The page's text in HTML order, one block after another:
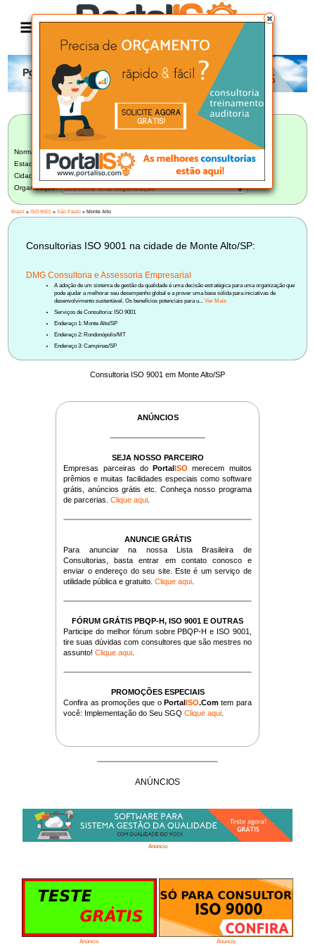
LISTA BRASILEIRA DE CONSULTORIAS
Norma:
ISO 9001
Estado:
São Paulo (219)
Cidade:
Monte Alto/SP (1)
Organização:
Selecione uma Organização
Brasil »ISO 9001 »São Paulo » Monte Alto
Consultorias ISO 9001 na cidade de Monte Alto/SP:
DMG Consultoria e Assessoria Empresarial
A adoção de um sistema de gestão da qualidade é uma decisão estratégica para uma organização que
pode ajudar a melhorar seu desempenho global e a prover uma base sólida para iniciativas de
desenvolvimento sustentável. Os benefícios potenciais para u...Ver Mais
Serviços de Consultoria: ISO 9001
Endereço 1: Monte Alto/SP
Endereço 2: Rondonópolis/MT
Endereço 3: Campinas/SP
Consultoria ISO 9001 em Monte Alto/SP
ANÚNCIOS
SEJA NOSSO PARCEIRO
Empresas parceiras doPortalISO merecem muitos
prêmios e muitas facilidades especiais como software
grátis, anúncios grátis etc. Conheça nosso programa
de parcerias.Clique aqui
ANUNCIE GRÁTIS
Para anunciar na nossa Lista Brasileira de
Consultorias, basta entrar em contato conosco e
enviar o endereço do seu site. Este é um serviço de
utilidade pública e gratuito.Clique aqui
FÓRUM GRÁTIS PBQP-H, ISO 9001 E OUTRAS
Participe do melhor fórum sobre PBQP-H e ISO 9001,
tire suas dúvidas com consultores que são mestres no
assunto!Clique aqui
PROMOÇÕES ESPECIAIS
Confira as promoções que oPortalISO.Com tem para
você: Implementação do Seu SGQClique aqui
ANÚNCIOS
Anúncio
Anúncio Anúncio